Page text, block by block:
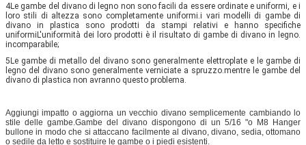
4Le gambe del divano di legno non sono facili da essere ordinate e uniformi, e i
loro stili di altezza sono completamente uniformi.i vari modelli di gambe di
divano in plastica sono prodotti da stampi relativi e hanno specifiche
uniformiL'uniformità dei loro prodotti è il risultato di gambe di divano in legno.
incomparabile;
5Le gambe di metallo del divano sono generalmente elettroplate e le gambe di
legno del divano sono generalmente verniciate a spruzzo.mentre le gambe del
divano di plastica non avranno questo problema.
Aggiungi impatto o aggiorna un vecchio divano semplicemente cambiando lo
stile delle gambe.Gambe del divano dispongono di un 5/16 "o M8 Hanger
bullone in modo che si attaccano facilmente al divano, divano, sedia, ottomano
o sedile da letto e sostituire le gambe o i piedi esistenti.